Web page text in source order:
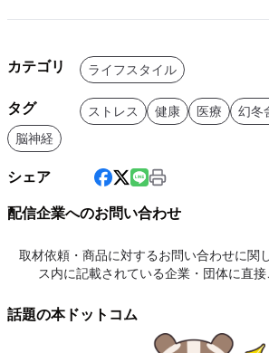
カテゴリ ライフスタイル
タグ ストレス 健康 医療 幻冬
脳神経
シェア
配信企業へのお問い合わせ
取材依頼・商品に対するお問い合わせに関
ス内に記載されている企業・団体に直接
話題の本ドットコム